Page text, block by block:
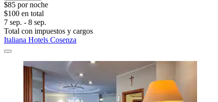
$85 por noche
$100 en total
7 sep. - 8 sep.
Total con impuestos y cargos
Italiana Hotels Cosenza